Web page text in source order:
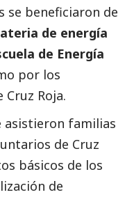
se beneficiaron de
de energía
de Energía
por los
Roja.
asistieron familias
de Cruz
básicos de los
de